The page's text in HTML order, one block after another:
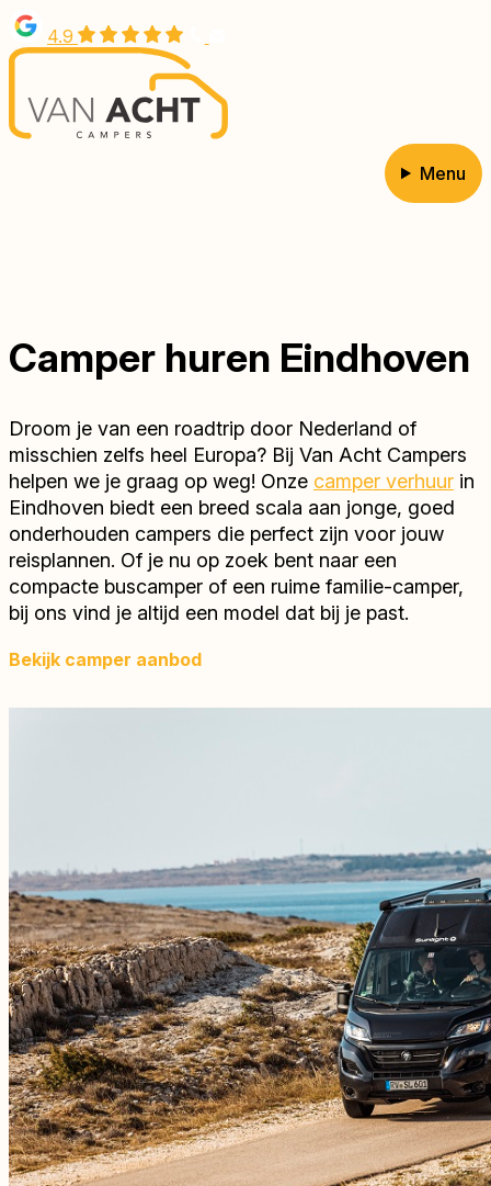
Overslaan
en
naar
inhoud
gaan
4.9
Menu
Camper huren Eindhoven
Droom je van een roadtrip door Nederland of
misschien zelfs heel Europa? Bij Van Acht Campers
helpen we je graag op weg! Onze camper verhuur in
Eindhoven biedt een breed scala aan jonge, goed
onderhouden campers die perfect zijn voor jouw
reisplannen. Of je nu op zoek bent naar een
compacte buscamper of een ruime familie-camper,
bij ons vind je altijd een model dat bij je past.
Bekijk camper aanbod